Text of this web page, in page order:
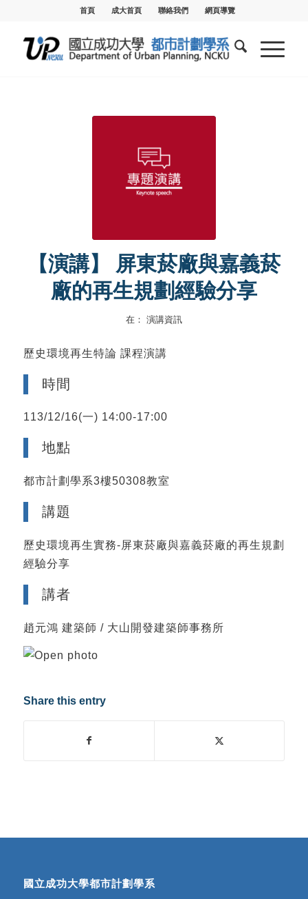
首頁 成大首頁 聯絡我們 網頁導覽
【演講】 屏東菸廠與嘉義菸
廠的再生規劃經驗分享
在： 演講資訊
歷史環境再生特論 課程演講
時間
113/12/16(一) 14:00-17:00
地點
都市計劃學系3樓50308教室
講題
歷史環境再生實務-屏東菸廠與嘉義菸廠的再生規劃
經驗分享
講者
趙元鴻 建築師 / 大山開發建築師事務所
Share this entry
國立成功大學都市計劃學系